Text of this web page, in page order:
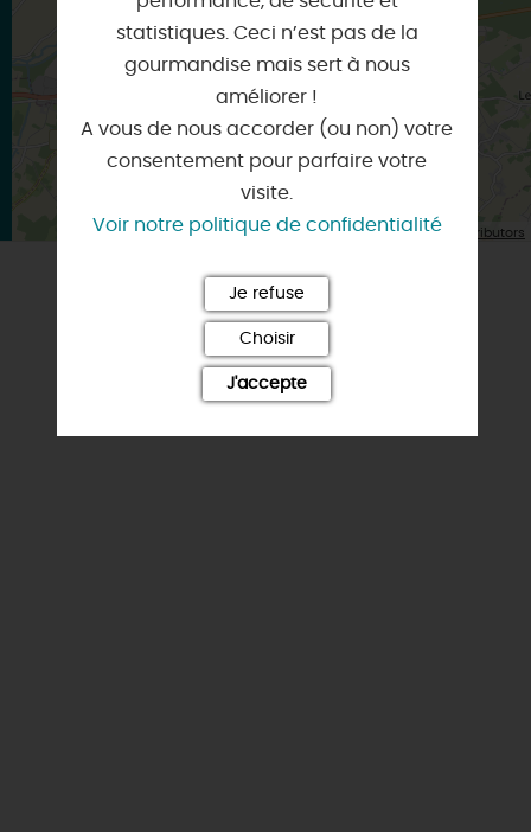
Itinéraire vers
Leaflet| Map data ©OpenStreetMap contributors
NOTE ET AVIS FAIRGUEST
statistiques. Ceci n’est pas de la
gourmandise mais sert à nous
améliorer !
A vous de nous accorder (ou non) votre
consentement pour parfaire votre
visite.
Voir notre politique de confidentialité
Je refuse
Choisir
J'accepte